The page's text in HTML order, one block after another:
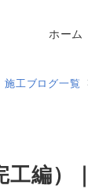
ホーム
施工ブログ一覧
編）